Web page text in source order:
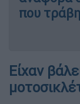
που
Είχαν